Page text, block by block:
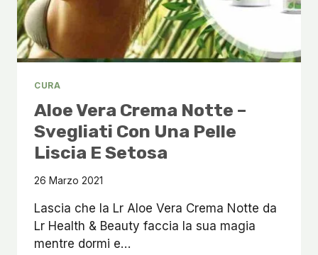
CURA
Aloe Vera Crema Notte –
Svegliati Con Una Pelle
Liscia E Setosa
26 Marzo 2021
Lascia che la Lr Aloe Vera Crema Notte da
Lr Health & Beauty faccia la sua magia
mentre dormi e…